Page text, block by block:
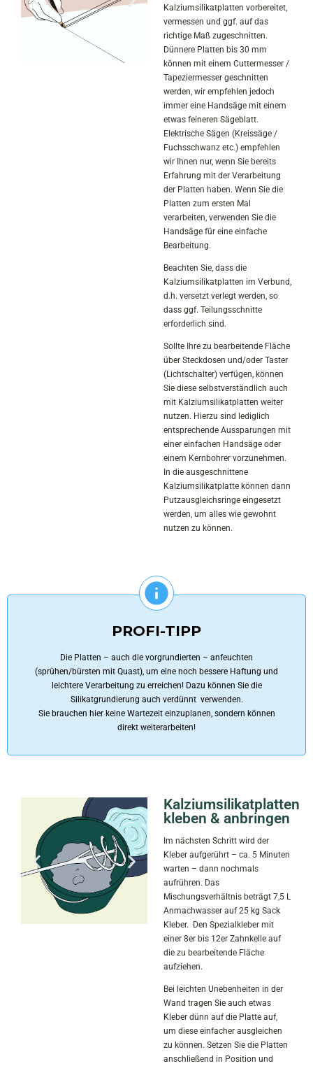
Kalziumsilikatplatten vorbereitet,
vermessen und ggf. auf das
richtige Maß zugeschnitten.
Dünnere Platten bis 30 mm
können mit einem Cuttermesser /
Tapeziermesser geschnitten
werden, wir empfehlen jedoch
immer eine Handsäge mit einem
etwas feineren Sägeblatt.
Elektrische Sägen (Kreissäge /
Fuchsschwanz etc.) empfehlen
wir Ihnen nur, wenn Sie bereits
Erfahrung mit der Verarbeitung
der Platten haben. Wenn Sie die
Platten zum ersten Mal
verarbeiten, verwenden Sie die
Handsäge für eine einfache
Bearbeitung.
Beachten Sie, dass die
Kalziumsilikatplatten im Verbund,
d.h. versetzt verlegt werden, so
dass ggf. Teilungsschnitte
erforderlich sind.
Sollte Ihre zu bearbeitende Fläche
über Steckdosen und/oder Taster
(Lichtschalter) verfügen, können
Sie diese selbstverständlich auch
mit Kalziumsilikatplatten weiter
nutzen. Hierzu sind lediglich
entsprechende Aussparungen mit
einer einfachen Handsäge oder
einem Kernbohrer vorzunehmen.
In die ausgeschnittene
Kalziumsilikatplatte können dann
Putzausgleichsringe eingesetzt
werden, um alles wie gewohnt
nutzen zu können.
PROFI-TIPP
Die Platten – auch die vorgrundierten – anfeuchten
(sprühen/bürsten mit Quast), um eine noch bessere Haftung und
leichtere Verarbeitung zu erreichen! Dazu können Sie die
Silikatgrundierung auch verdünnt verwenden.
Sie brauchen hier keine Wartezeit einzuplanen, sondern können
direkt weiterarbeiten!
Kalziumsilikatplatten
kleben & anbringen
Im nächsten Schritt wird der
Kleber aufgerührt – ca. 5 Minuten
warten – dann nochmals
aufrühren. Das
Mischungsverhältnis beträgt 7,5 L
Anmachwasser auf 25 kg Sack
Kleber. Den Spezialkleber mit
einer 8er bis 12er Zahnkelle auf
die zu bearbeitende Fläche
aufziehen.
Bei leichten Unebenheiten in der
Wand tragen Sie auch etwas
Kleber dünn auf die Platte auf,
um diese einfacher ausgleichen
zu können. Setzen Sie die Platten
anschließend in Position und